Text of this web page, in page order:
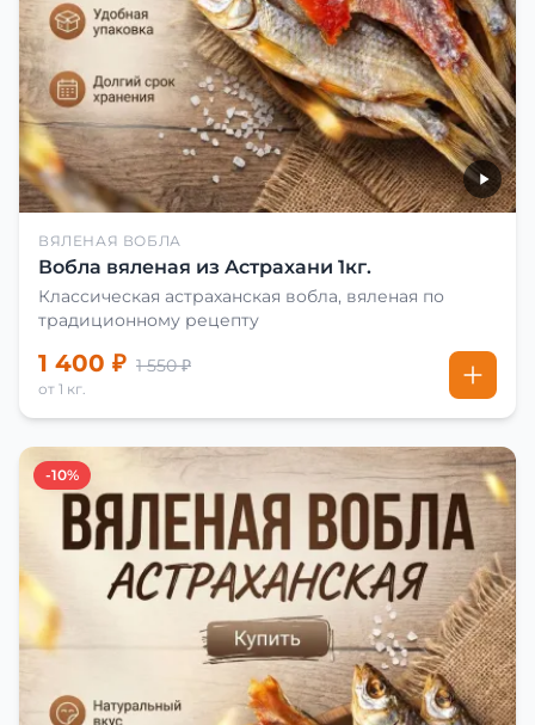
ВЯЛЕНАЯ ВОБЛА
Вобла вяленая из Астрахани 1кг.
Классическая астраханская вобла, вяленая по
традиционному рецепту
1 400 ₽ 1 550 ₽
от 1 кг.
-10%